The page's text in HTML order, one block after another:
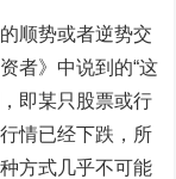
顺势或者逆势交
者》中说到的“这
即某只股票或行
情已经下跌，所
方式几乎不可能